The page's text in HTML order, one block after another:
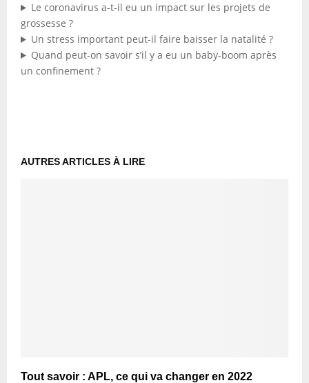
Le coronavirus a-t-il eu un impact sur les projets de
grossesse ?
Un stress important peut-il faire baisser la natalité ?
Quand peut-on savoir s’il y a eu un baby-boom après
un confinement ?
AUTRES ARTICLES À LIRE
Tout savoir : APL, ce qui va changer en 2022